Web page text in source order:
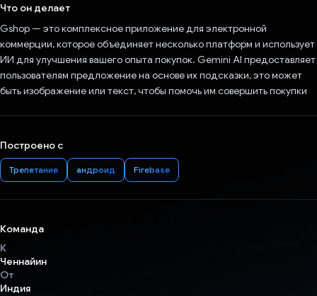
Что он делает
Gshop — это комплексное приложение для электронной
коммерции, которое объединяет несколько платформ и использует
ИИ для улучшения вашего опыта покупок. Gemini AI предоставляет
пользователям предложение на основе их подсказки, это может
быть изображение или текст, чтобы помочь им совершить покупки
Построено с
Трепетание андроид Firebase
Команда
К
Ченнайин
От
Индия